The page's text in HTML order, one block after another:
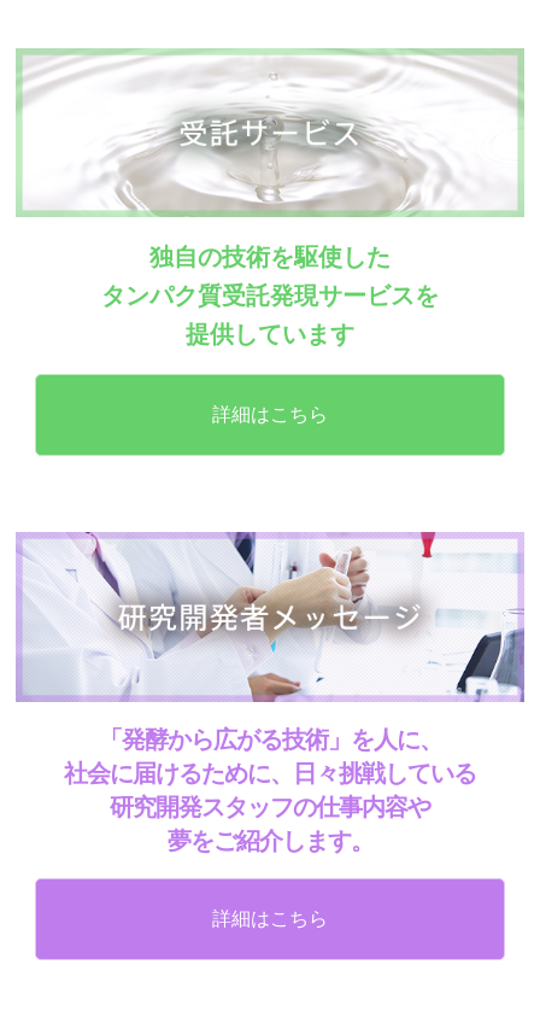
独自の技術を駆使した
タンパク質受託発現サービスを
提供しています
詳細はこちら
「発酵から広がる技術」を人に、
社会に届けるために、日々挑戦している
研究開発スタッフの仕事内容や
夢をご紹介します。
詳細はこちら